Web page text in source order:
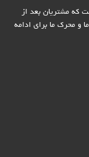
که مشتریان بعد از
و محرک ما برای ادامه